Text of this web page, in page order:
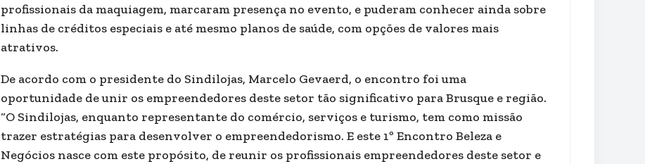
profissionais da maquiagem, marcaram presença no evento, e puderam conhecer ainda sobre
linhas de créditos especiais e até mesmo planos de saúde, com opções de valores mais
atrativos.
De acordo com o presidente do Sindilojas, Marcelo Gevaerd, o encontro foi uma
oportunidade de unir os empreendedores deste setor tão significativo para Brusque e região.
“O Sindilojas, enquanto representante do comércio, serviços e turismo, tem como missão
trazer estratégias para desenvolver o empreendedorismo. E este 1º Encontro Beleza e
Negócios nasce com este propósito, de reunir os profissionais empreendedores deste setor e